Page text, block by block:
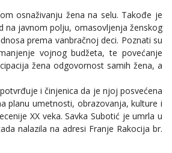
osnaživanju žena na selu. Takođe je
na javnom polju, omasovljenja ženskog
prema vanbračnoj deci. Poznati su
vojnog budžeta, te povećanje
žena odgovornost samih žena, a
i činjenica da je njoj posvećena
planu umetnosti, obrazovanja, kulture i
XX veka. Savka Subotić je umrla u
nalazila na adresi Franje Rakocija br.